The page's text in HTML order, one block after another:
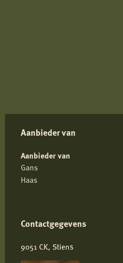
Aanbieder van
Aanbieder van
Gans
Haas
Contactgegevens
9051 CK, Stiens